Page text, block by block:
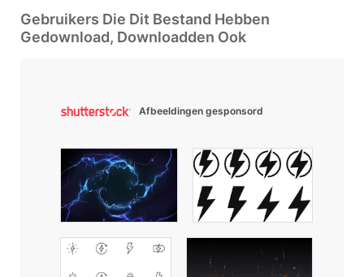
Gebruikers Die Dit Bestand Hebben
Gedownload, Downloadden Ook
Afbeeldingen gesponsord